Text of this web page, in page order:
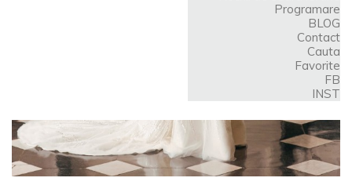
Programare
BLOG
Contact
Cauta
Favorite
FB
INST